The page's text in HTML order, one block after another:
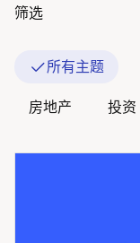
筛选
所有主题
房地产 投资